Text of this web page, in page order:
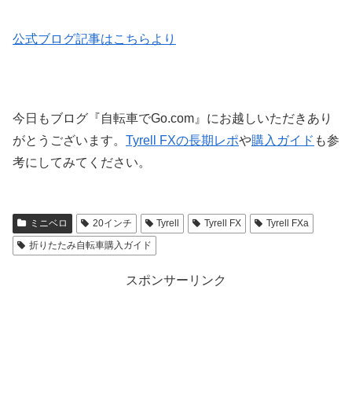
公式ブログ記事はこちらより
今日もブログ『自転車でGo.com』にお越しいただきあり
がとうございます。 Tyrell FXの長期レポや購入ガイド も参
考にしてみてください。
ミニベロ 20インチ Tyrell Tyrell FX
Tyrell FXa
折りたたみ自転車購入ガイド
スポンサーリンク